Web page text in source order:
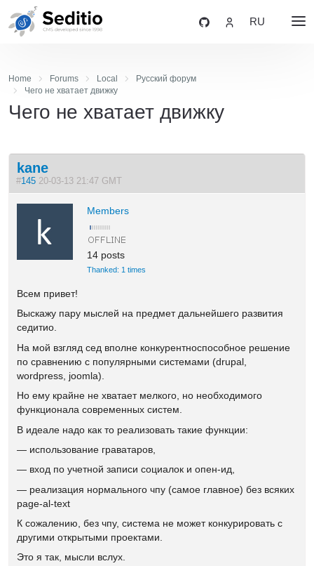
RU
Home Forums Local
Русский форум
Чего не хватает движку
Чего не хватает движку
kane
#145 20-03-13 21:47 GMT
Members
14 posts
Thanked: 1 times
Всем привет!
Выскажу пару мыслей на предмет дальнейшего развития
седитио.
На мой взгляд сед вполне конкурентноспособное решение
по сравнению с популярными системами (drupal,
wordpress, joomla).
Но ему крайне не хватает мелкого, но необходимого
функционала современных систем.
В идеале надо как то реализовать такие функции:
— использование граватаров,
— вход по учетной записи социалок и опен-ид,
— реализация нормального чпу (самое главное) без всяких
page-al-text
К сожалению, без чпу, система не может конкурировать с
другими открытыми проектами.
Это я так, мысли вслух.